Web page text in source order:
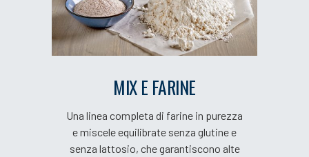
MIX E FARINE
Una linea completa di farine in purezza
e miscele equilibrate senza glutine e
senza lattosio, che garantiscono alte